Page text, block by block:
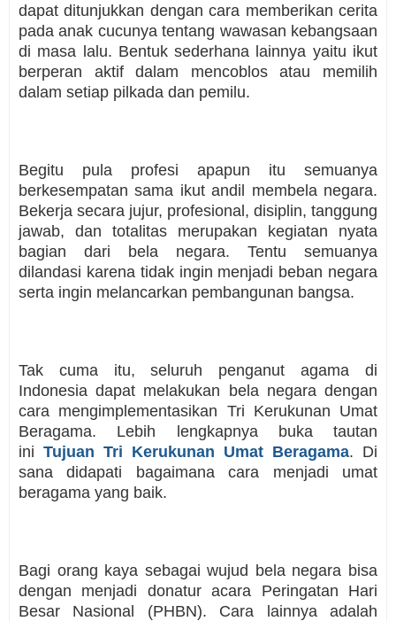
dapat ditunjukkan dengan cara memberikan cerita
pada anak cucunya tentang wawasan kebangsaan
di masa lalu. Bentuk sederhana lainnya yaitu ikut
berperan aktif dalam mencoblos atau memilih
dalam setiap pilkada dan pemilu.
Begitu pula profesi apapun itu semuanya
berkesempatan sama ikut andil membela negara.
Bekerja secara jujur, profesional, disiplin, tanggung
jawab, dan totalitas merupakan kegiatan nyata
bagian dari bela negara. Tentu semuanya
dilandasi karena tidak ingin menjadi beban negara
serta ingin melancarkan pembangunan bangsa.
Tak cuma itu, seluruh penganut agama di
Indonesia dapat melakukan bela negara dengan
cara mengimplementasikan Tri Kerukunan Umat
Beragama. Lebih lengkapnya buka tautan
ini Tujuan Tri Kerukunan Umat Beragama. Di
sana didapati bagaimana cara menjadi umat
beragama yang baik.
Bagi orang kaya sebagai wujud bela negara bisa
dengan menjadi donatur acara Peringatan Hari
Besar Nasional (PHBN). Cara lainnya adalah